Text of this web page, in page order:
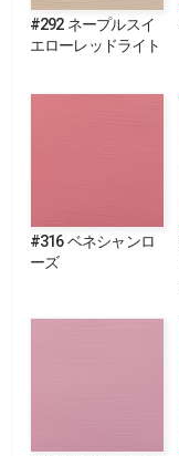
#292 ネープルスイ
エローレッドライト
#316 ベネシャンロ
ーズ